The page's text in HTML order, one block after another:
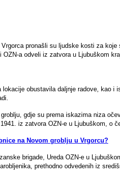
pronašli su ljudske kosti za
a odveli iz zatvora u Ljubuškom
obustavila daljnje radove, kao i
gdje su prema iskazima niza
iz zatvora OZN-e u Ljubuškom, o
na Novom groblju u Vrgorcu?
brigade, Ureda OZN-e u
prethodno odvedenih iz